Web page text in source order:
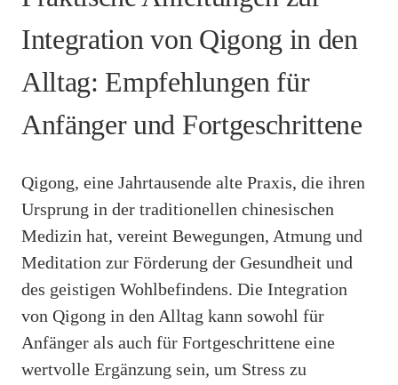
Integration von Qigong in den
Alltag: Empfehlungen für
Anfänger und Fortgeschrittene
Qigong, eine Jahrtausende alte Praxis, die ihren
Ursprung in der traditionellen chinesischen
Medizin hat, vereint Bewegungen, Atmung und
Meditation zur Förderung der Gesundheit und
des geistigen Wohlbefindens. Die Integration
von Qigong in den Alltag kann sowohl für
Anfänger als auch für Fortgeschrittene eine
wertvolle Ergänzung sein, um Stress zu